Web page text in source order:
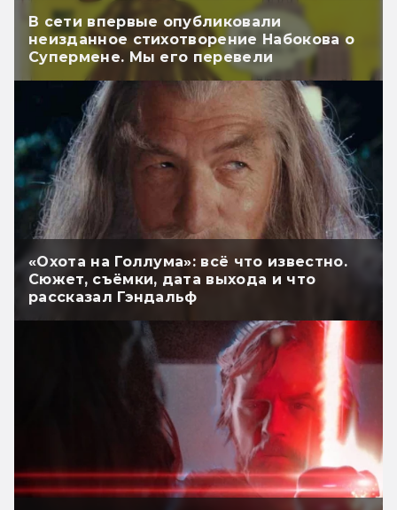
В сети впервые опубликовали
неизданное стихотворение Набокова о
Супермене. Мы его перевели
«Охота на Голлума»: всё что известно.
Сюжет, съёмки, дата выхода и что
рассказал Гэндальф